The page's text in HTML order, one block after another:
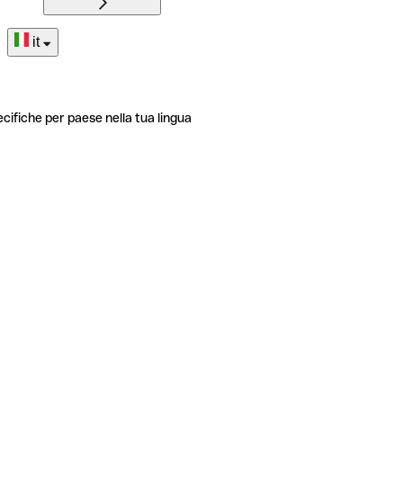
it
per paese nella tua lingua